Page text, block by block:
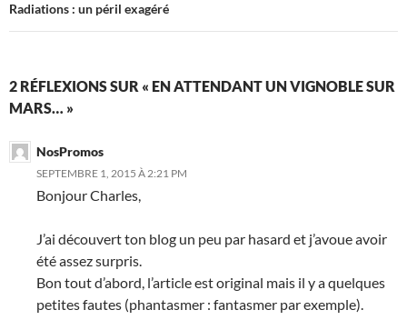
Radiations : un péril exagéré
2 RÉFLEXIONS SUR « EN ATTENDANT UN VIGNOBLE SUR
MARS… »
NosPromos
SEPTEMBRE 1, 2015 À 2:21 PM
Bonjour Charles,
J’ai découvert ton blog un peu par hasard et j’avoue avoir
été assez surpris.
Bon tout d’abord, l’article est original mais il y a quelques
petites fautes (phantasmer : fantasmer par exemple).